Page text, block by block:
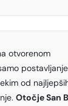
otvorenom
od
Otočje San